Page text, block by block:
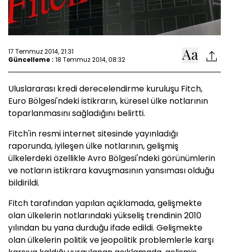
17 Temmuz 2014, 21:31
Güncelleme : 18 Temmuz 2014, 08:32
Uluslararası kredi derecelendirme kuruluşu Fitch,
Euro Bölgesi'ndeki istikrarın, küresel ülke notlarının
toparlanmasını sağladığını belirtti.
Fitch'in resmi internet sitesinde yayınladığı
raporunda, iyileşen ülke notlarının, gelişmiş
ülkelerdeki özellikle Avro Bölgesi'ndeki görünümlerin
ve notların istikrara kavuşmasının yansıması olduğu
bildirildi.
Fitch tarafından yapılan açıklamada, gelişmekte
olan ülkelerin notlarındaki yükseliş trendinin 2010
yılından bu yana durduğu ifade edildi. Gelişmekte
olan ülkelerin politik ve jeopolitik problemlerle karşı